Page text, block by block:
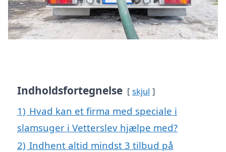
Indholdsfortegnelse skjul
1) Hvad kan et firma med speciale i
slamsuger i Vetterslev hjælpe med?
2) Indhent altid mindst 3 tilbud på